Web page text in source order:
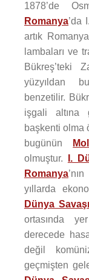
1878’de
Romanya’da
artık
lambaları ve
Bükreş’teki
yüzyıldan
benzetilir.
işgali altına
başkenti olma
bugünün
olmuştur.
I.
Romanya
yıllarda
Dünya Savaşı
ortasında
derecede
değil
geçmişten